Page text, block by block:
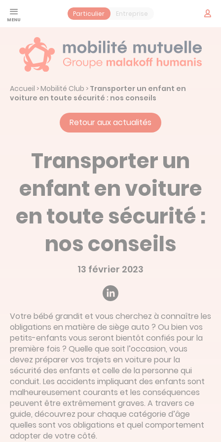
Particulier Entreprise
Prendre un rendez-vous
Espace adhérent
Linked’in
Santé
Jeune
Prévoyance
Contrat obsèques
Services
Vos services santé
Mobilité Mutuelle
Accueil >Mobilité Club > Transporter un enfant en
voiture en toute sécurité : nos conseils
Retour aux actualités
Transporter un
enfant en voiture
en toute sécurité :
nos conseils
13 février 2023
Votre bébé grandit et vous cherchez à connaître les
obligations en matière de siège auto ? Ou bien vos
petits-enfants vous seront bientôt confiés pour la
première fois ? Quelle que soit l’occasion, vous
devez préparer vos trajets en voiture pour la
sécurité des enfants et celle de la personne qui
conduit. Les accidents impliquant des enfants sont
malheureusement courants et les conséquences
peuvent être extrêmement graves. A travers ce
guide, découvrez pour chaque catégorie d’âge
quelles sont vos obligations et quel comportement
adopter de votre côté.
Panneau de gestion des cookies